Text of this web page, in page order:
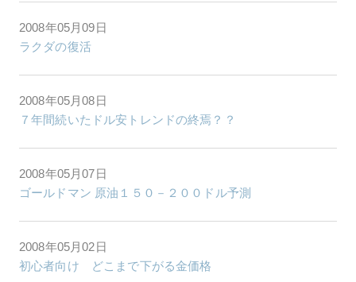
2008年05月09日
ラクダの復活
2008年05月08日
７年間続いたドル安トレンドの終焉？？
2008年05月07日
ゴールドマン 原油１５０－２００ドル予測
2008年05月02日
初心者向け どこまで下がる金価格